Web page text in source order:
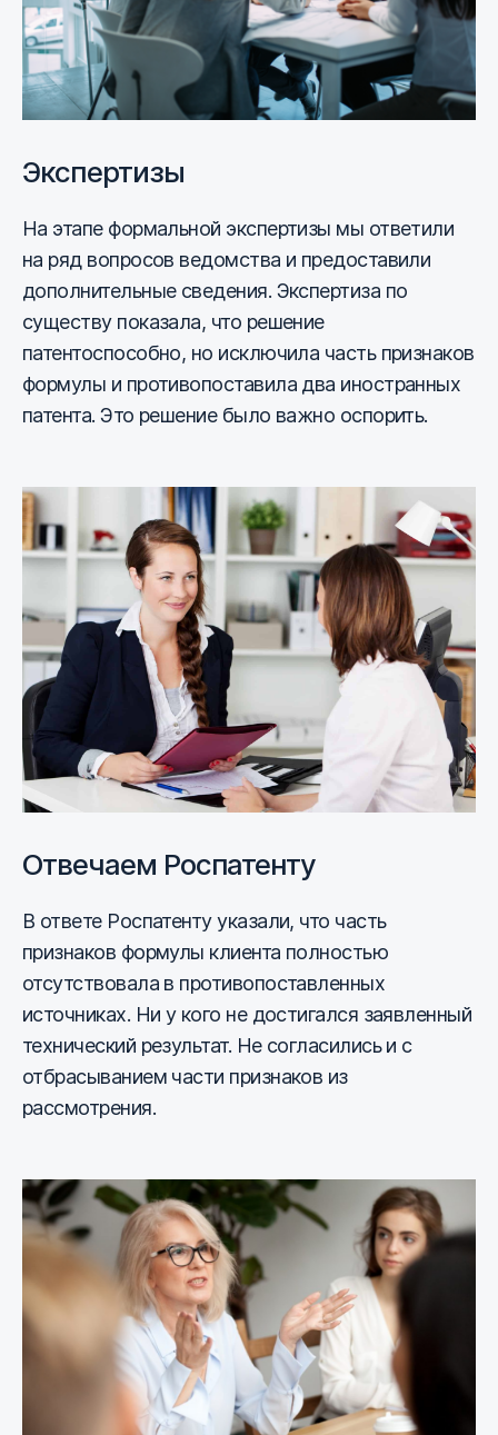
Экспертизы
На этапе формальной экспертизы мы ответили
на ряд вопросов ведомства и предоставили
дополнительные сведения. Экспертиза по
существу показала, что решение
патентоспособно, но исключила часть признаков
формулы и противопоставила два иностранных
патента. Это решение было важно оспорить.
Отвечаем Роспатенту
В ответе Роспатенту указали, что часть
признаков формулы клиента полностью
отсутствовала в противопоставленных
источниках. Ни у кого не достигался заявленный
технический результат. Не согласились и с
отбрасыванием части признаков из
рассмотрения.